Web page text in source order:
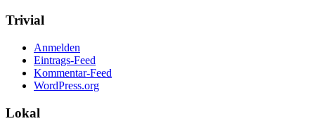
Trivial
Anmelden
Eintrags-Feed
Kommentar-Feed
WordPress.org
Lokal